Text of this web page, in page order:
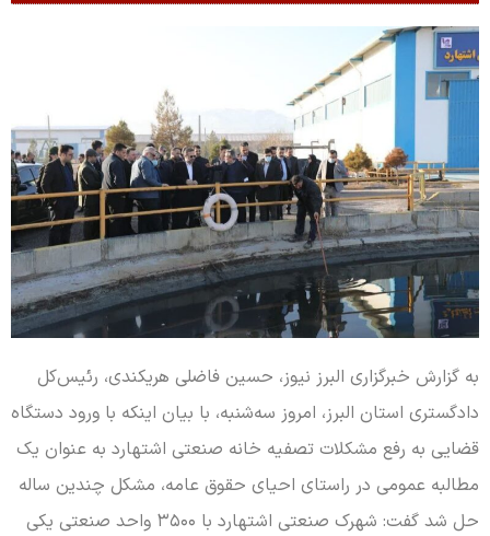
به گزارش خبرگزاری البرز نیوز، حسین فاضلی هریکندی، رئیس‌کل
دادگستری استان البرز، امروز سه‌شنبه، با بیان اینکه با ورود دستگاه
قضایی به رفع مشکلات تصفیه خانه صنعتی اشتهارد به عنوان یک
مطالبه عمومی در راستای احیای حقوق عامه، مشکل چندین ساله
حل شد گفت: شهرک صنعتی اشتهارد با ۳۵۰۰ واحد صنعتی یکی